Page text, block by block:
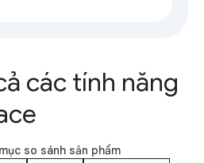
các tính năng
so sánh sản phẩm